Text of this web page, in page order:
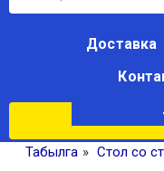
Доставка
Табылга » Стол со